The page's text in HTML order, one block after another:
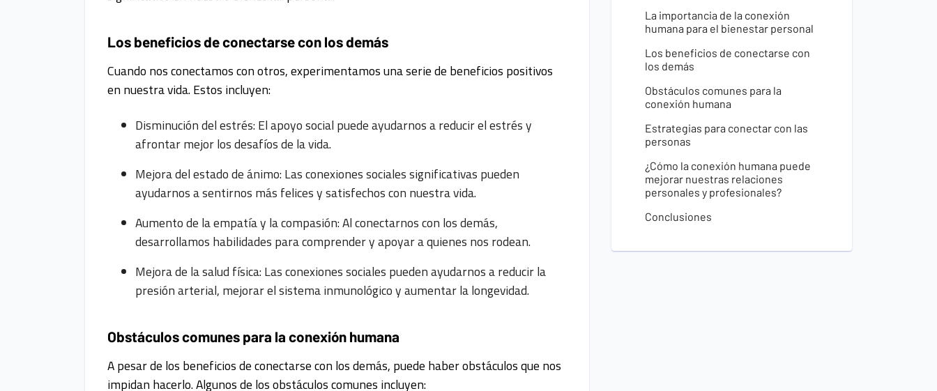
Los beneficios de conectarse con los demás
Cuando nos conectamos con otros, experimentamos una serie de beneficios positivos
en nuestra vida. Estos incluyen:
Disminución del estrés: El apoyo social puede ayudarnos a reducir el estrés y
afrontar mejor los desafíos de la vida.
Mejora del estado de ánimo: Las conexiones sociales significativas pueden
ayudarnos a sentirnos más felices y satisfechos con nuestra vida.
Aumento de la empatía y la compasión: Al conectarnos con los demás,
desarrollamos habilidades para comprender y apoyar a quienes nos rodean.
Mejora de la salud física: Las conexiones sociales pueden ayudarnos a reducir la
presión arterial, mejorar el sistema inmunológico y aumentar la longevidad.
Obstáculos comunes para la conexión humana
A pesar de los beneficios de conectarse con los demás, puede haber obstáculos que nos
impidan hacerlo. Algunos de los obstáculos comunes incluyen:
La importancia de la conexión
humana para el bienestar personal
Los beneficios de conectarse con
los demás
Obstáculos comunes para la
conexión humana
Estrategias para conectar con las
personas
¿Cómo la conexión humana puede
mejorar nuestras relaciones
personales y profesionales?
Conclusiones